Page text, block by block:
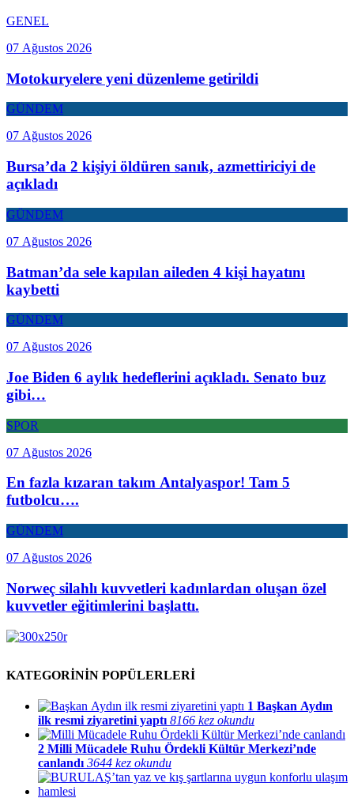
GENEL
07 Ağustos 2026
Motokuryelere yeni düzenleme getirildi
GÜNDEM
07 Ağustos 2026
Bursa’da 2 kişiyi öldüren sanık, azmettiriciyi de
açıkladı
GÜNDEM
07 Ağustos 2026
Batman’da sele kapılan aileden 4 kişi hayatını
kaybetti
GÜNDEM
07 Ağustos 2026
Joe Biden 6 aylık hedeflerini açıkladı. Senato buz
gibi…
SPOR
07 Ağustos 2026
En fazla kızaran takım Antalyaspor! Tam 5
futbolcu….
GÜNDEM
07 Ağustos 2026
Norweç silahlı kuvvetleri kadınlardan oluşan özel
kuvvetler eğitimlerini başlattı.
KATEGORİNİN POPÜLERLERİ
1 Başkan Aydın
ilk resmi ziyaretini yaptı 8166 kez okundu
2 Milli Mücadele Ruhu Ördekli Kültür Merkezi’nde
canlandı 3644 kez okundu